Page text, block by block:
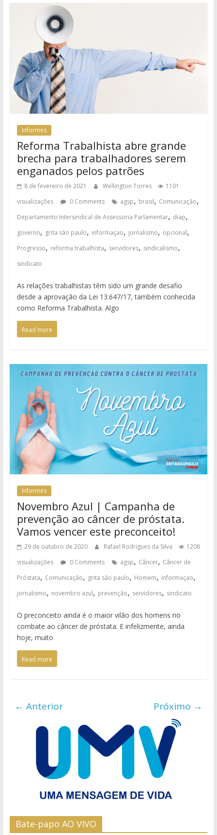
Informes
Reforma Trabalhista abre grande
brecha para trabalhadores serem
enganados pelos patrões
8 de fevereiro de 2021 Wellington Torres
1101
visualizações
0 Comments agsp, brasil, Comunicação,
Departamento Intersindical de Assessoria Parlamentar, diap,
governo, grita são paulo, informaçao, jornalismo, opcional,
Progresso, reforma trabalhista, servidores, sindicalismo,
sindicato
As relações trabalhistas têm sido um grande desafio
desde a aprovação da Lei 13.647/17, também conhecida
como Reforma Trabalhista. Algo
Read more
Informes
Novembro Azul | Campanha de
prevenção ao câncer de próstata.
Vamos vencer este preconceito!
29 de outubro de 2020 Rafael Rodrigues da Silva
1208
visualizações
0 Comments agsp, Câncer, Câncer de
Próstata, Comunicação, grita são paulo, Homem, informaçao,
jornalismo, novembro azul, prevenção, servidores, sindicato
O preconceito ainda é o maior vilão dos homens no
combate ao câncer de próstata. E infelizmente, ainda
hoje, muito
Read more
← Anterior Próximo →
Bate-papo AO VIVO